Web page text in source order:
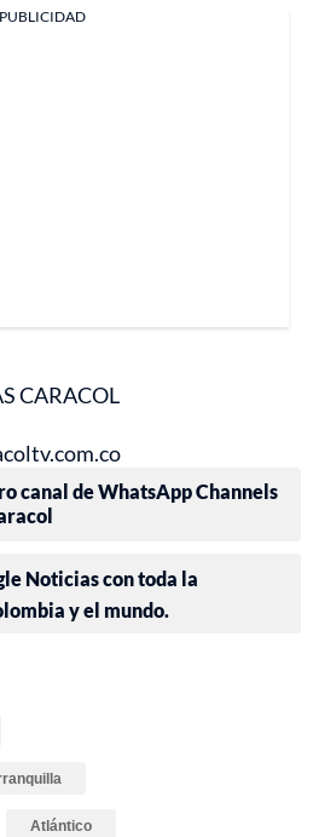
PUBLICIDAD
CARACOL
canal de WhatsApp Channels
Noticias con toda la
y el mundo.
Atlántico